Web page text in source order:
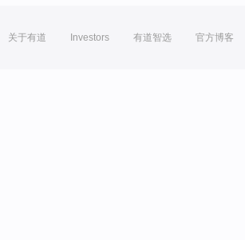
关于有道 Investors 有道智选 官方博客